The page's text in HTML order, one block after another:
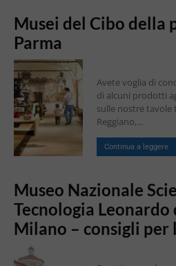
Musei del Cibo della
Parma
Avete voglia di
di alcuni prodotti
sulle nostre tavole
Reggiano,...
Continua a leggere
Museo Nazionale
Tecnologia Leonardo
Milano – consigli per